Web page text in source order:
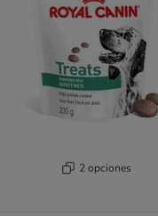
2 opciones